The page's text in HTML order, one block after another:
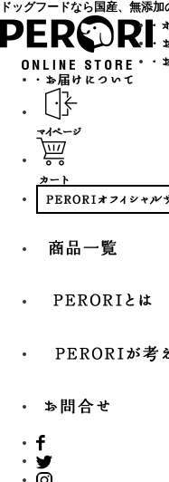
ドッグフードなら国産、無添加